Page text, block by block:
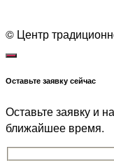
© Центр
Оставьте заявку сейчас
Оставьте заявку и
ближайшее время.